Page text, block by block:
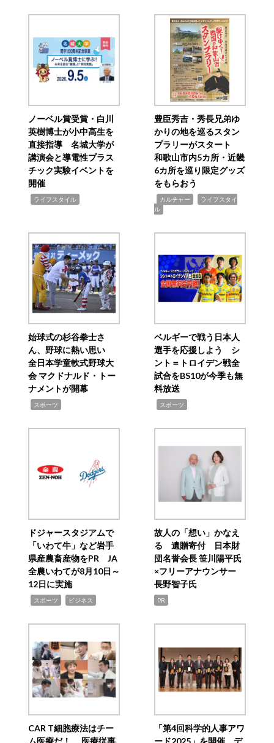
ノーベル賞受賞・白川
英樹博士が小中高生を
直接指導 名城大学が
講演会と導電性プラス
チック実験イベントを
開催
ライフスタイル
豊臣秀吉・秀長兄弟ゆ
かりの地を巡るスタン
プラリーがスタート
和歌山市内5カ所・近畿
6カ所を巡り限定グッズ
をもらおう
カルチャー
ライフスタイ
ル
始球式の杉谷拳士さ
ん、野球に熱い思い
全日本学童軟式野球大
会 マクドナルド・トー
ナメントが開幕
スポーツ
ベルギーで戦う日本人
選手を応援しよう シ
ント＝トロイデン戦全
試合をBS10が今季も無
料放送
スポーツ
ドジャースタジアムで
「いわて牛」など岩手
県産農畜産物をPR JA
全農いわてが8月10日～
12日に実施
スポーツ ビジネス
故人の「想い」かなえ
る 遺贈寄付 日本財
団名誉会長 笹川陽平氏
×フリーアナウンサー
長野智子氏
PR
CAR T細胞療法はチー
「第4回科学的人事アワ